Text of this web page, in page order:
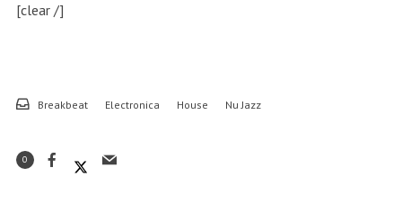
[clear /]
Breakbeat Electronica House Nu Jazz
0